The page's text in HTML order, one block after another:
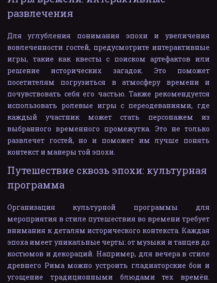
развлечения
Для углубления понимания эпохи и увеличения
вовлеченности гостей, предусмотрите интерактивные
игры, такие как квесты с поиском артефактов или
решение исторических загадок. Это поможет
посетителям погрузиться в атмосферу времени и
почувствовать себя его частью. Также рекомендуется
использовать ролевые игры с переодеваниями, где
каждый участник может стать персонажем из
выбранного временного промежутка. Это не только
развлечет гостей, но и поможет им лучше понять
контекст и манеры той эпохи.
Путешествие сквозь эпохи: культурная
программа
Организация культурной программы для
мероприятия в стиле путешествия во времени требует
внимания к деталям исторического контекста. Каждая
эпоха имеет уникальные черты: от музыки и танцев до
костюмов и декораций. Например, для вечера в стиле
древнего Рима можно устроить гладиаторские бои и
угощение традиционными блюдами тех времён.